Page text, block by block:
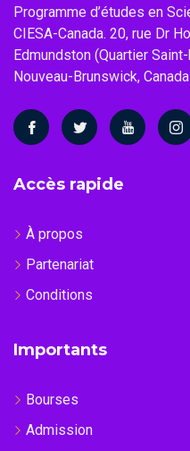
Programme d’études en
CIESA-Canada. 20, rue Dr
Edmundston (Quartier
Nouveau-Brunswick,
Accès rapide
À propos
Partenariat
Conditions
Importants
Bourses
Admission